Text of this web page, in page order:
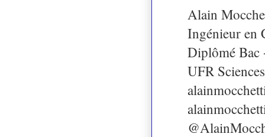
Alain
Ingénieur en
Diplômé Bac
UFR